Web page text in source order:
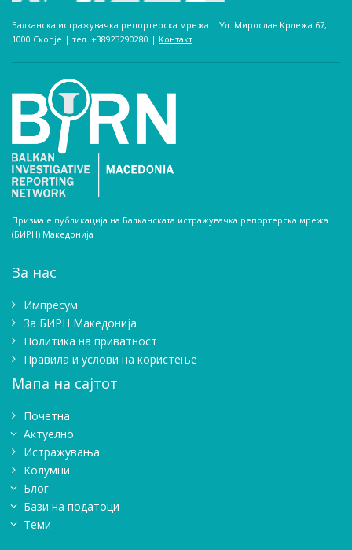
Балканска истражувачка репортерска мрежа | Ул. Мирослав Крлежа 67,
1000 Скопје | тел. +38923290280­ | Контакт
Призма е публикација на Балканската истражувачка репортерска мрежа
(БИРН) Македонија
За нас
Импресум
Зa БИРН Македонија
Политика на приватност
Правила и услови на користење
Мапа на сајтот
Почетна
Актуелно
Истражувањa
Колумни
Блог
Бази на податоци
Теми